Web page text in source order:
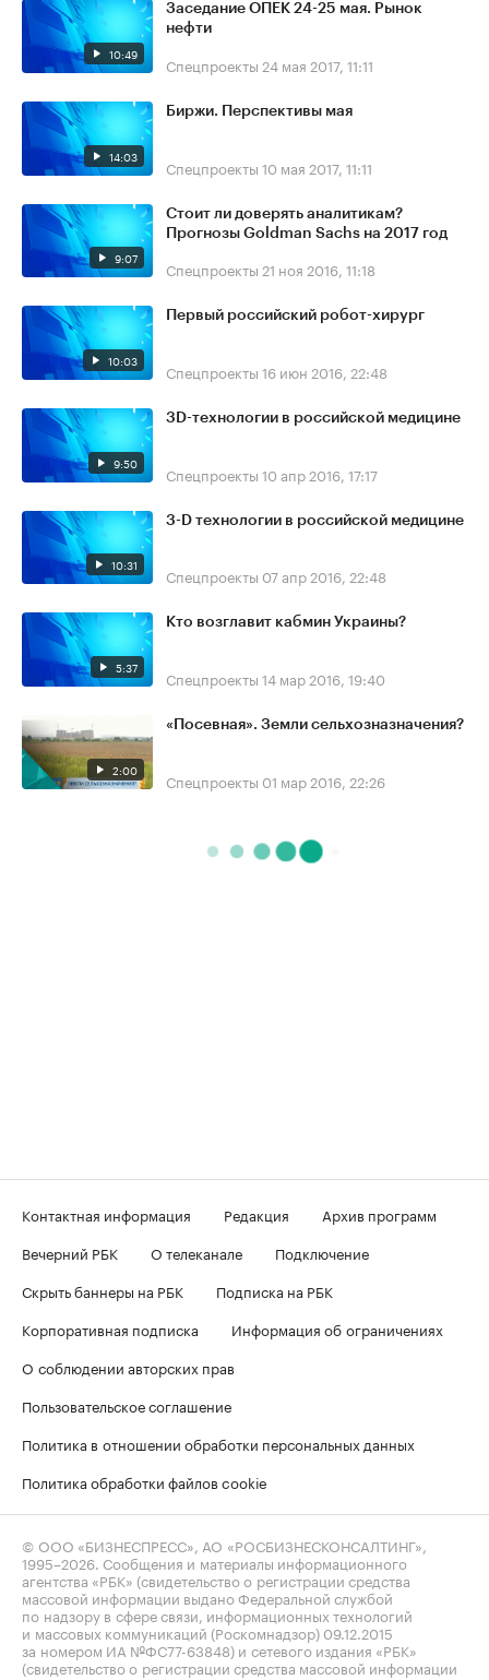
10:49
Заседание ОПЕК 24-25 мая. Рынок
нефти
Спецпроекты 24 мая 2017, 11:11
14:03
Биржи. Перспективы мая
Спецпроекты 10 мая 2017, 11:11
9:07
Стоит ли доверять аналитикам?
Прогнозы Goldman Sachs на 2017 год
Спецпроекты 21 ноя 2016, 11:18
10:03
Первый российский робот-хирург
Спецпроекты 16 июн 2016, 22:48
9:50
3D-технологии в российской медицине
Спецпроекты 10 апр 2016, 17:17
10:31
3-D технологии в российской медицине
Спецпроекты 07 апр 2016, 22:48
5:37
Кто возглавит кабмин Украины?
Спецпроекты 14 мар 2016, 19:40
2:00
«Посевная». Земли сельхозназначения?
Спецпроекты 01 мар 2016, 22:26
Контактная информация Редакция
Архив программ
Вечерний РБК
О телеканале
Подключение
Скрыть баннеры на РБК
Подписка на РБК
Корпоративная подписка
Информация об ограничениях
О соблюдении авторских прав
Пользовательское соглашение
Политика в отношении обработки персональных данных
Политика обработки файлов cookie
© ООО «БИЗНЕСПРЕСС», АО «РОСБИЗНЕСКОНСАЛТИНГ»,
1995–2026 . Сообщения и материалы информационного
агентства «РБК» (свидетельство о регистрации средства
массовой информации выдано Федеральной службой
по надзору в сфере связи, информационных технологий
и массовых коммуникаций (Роскомнадзор) 09.12.2015
за номером ИА №ФС77-63848) и сетевого издания «РБК»
(свидетельство о регистрации средства массовой информации